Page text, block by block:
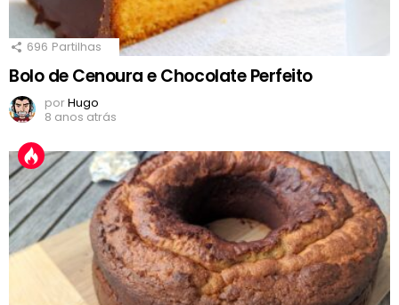
696 Partilhas
Bolo de Cenoura e Chocolate Perfeito
porHugo
8 anos atrás